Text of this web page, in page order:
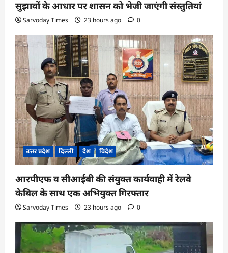
सुझावों के आधार पर शासन को भेजी जाएंगी संस्तुतियां
Sarvoday Times 23 hours ago 0
उत्तर प्रदेश दिल्ली देश विदेश
आरपीएफ व सीआईबी की संयुक्त कार्यवाही में रेलवे
केबिल के साथ एक अभियुक्त गिरफ्तार
Sarvoday Times 23 hours ago 0